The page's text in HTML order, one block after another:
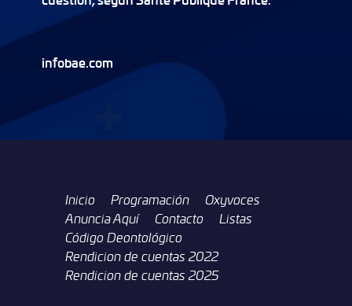
infobae.com
Inicio Programación
Oxyvoces
Anuncia Aquí
Contacto
Listas
Código Deontológico
Rendicion de cuentas 2022
Rendicion de cuentas 2025